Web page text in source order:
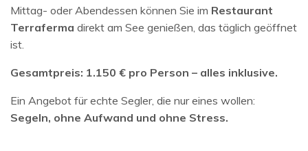
Mittag- oder Abendessen können Sie im Restaurant
Terraferma direkt am See genießen, das täglich geöffnet
ist.
Gesamtpreis: 1.150 € pro Person – alles inklusive.
Ein Angebot für echte Segler, die nur eines wollen:
Segeln, ohne Aufwand und ohne Stress.